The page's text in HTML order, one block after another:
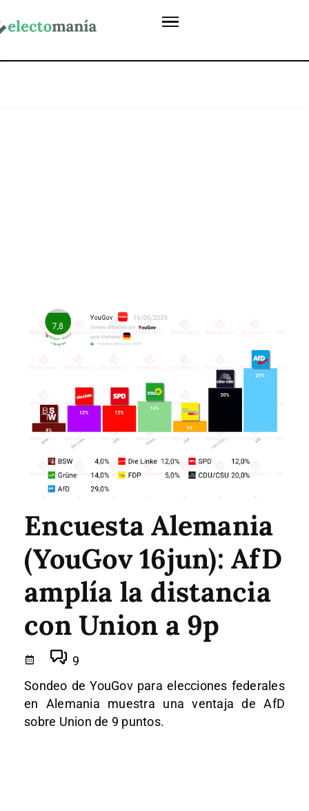
Encuesta Alemania
(YouGov 16jun): AfD
amplía la distancia
con Union a 9p
9
Sondeo de YouGov para elecciones federales
en Alemania muestra una ventaja de AfD
sobre Union de 9 puntos.